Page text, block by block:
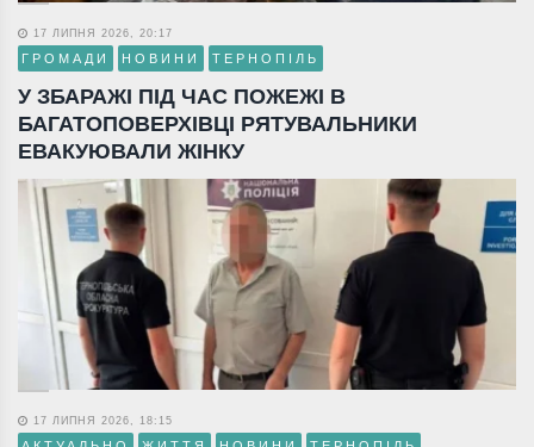
17 ЛИПНЯ 2026, 20:17
ГРОМАДИ НОВИНИ ТЕРНОПІЛЬ
У ЗБАРАЖІ ПІД ЧАС ПОЖЕЖІ В
БАГАТОПОВЕРХІВЦІ РЯТУВАЛЬНИКИ
ЕВАКУЮВАЛИ ЖІНКУ
17 ЛИПНЯ 2026, 18:15